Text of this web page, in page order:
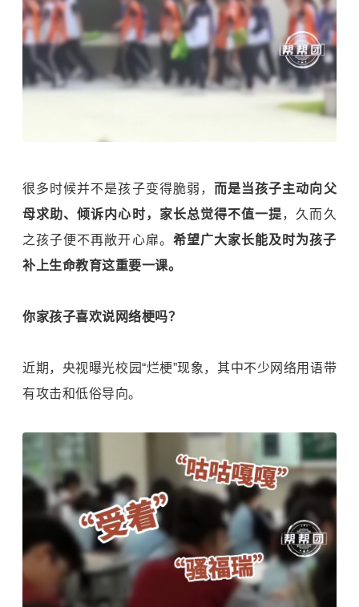
很多时候并不是孩子变得脆弱， 而是当孩子主动向父
母求助、倾诉内心时，家长总觉得不值一提，久而久
之孩子便不再敞开心扉。 希望广大家长能及时为孩子
补上生命教育这重要一课。
你家孩子喜欢说网络梗吗？
近期，央视曝光校园“烂梗”现象，其中不少网络用语带
有攻击和低俗导向。